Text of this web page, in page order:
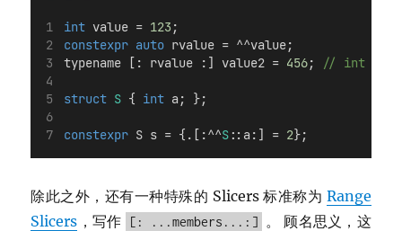
int value = 123 ;
constexpr auto rvalue = ^^value;
typename [: rvalue :] value2 = 456; // int
struct S { int a; };
constexpr S s = {.[:^^S::a:] = 2};
除此之外，还有一种特殊的 Slicers 标准称为 Range
Slicers ，写作 [: ...members...:] 。 顾名思义，这